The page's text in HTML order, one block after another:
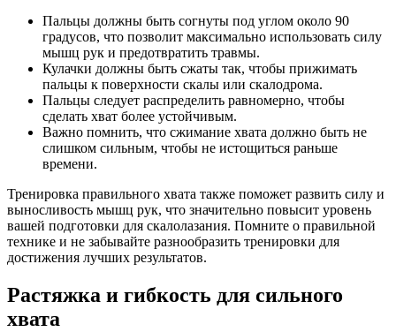
Пальцы должны быть согнуты под углом около 90
градусов, что позволит максимально использовать силу
мышц рук и предотвратить травмы.
Кулачки должны быть сжаты так, чтобы прижимать
пальцы к поверхности скалы или скалодрома.
Пальцы следует распределить равномерно, чтобы
сделать хват более устойчивым.
Важно помнить, что сжимание хвата должно быть не
слишком сильным, чтобы не истощиться раньше
времени.
Тренировка правильного хвата также поможет развить силу и
выносливость мышц рук, что значительно повысит уровень
вашей подготовки для скалолазания. Помните о правильной
технике и не забывайте разнообразить тренировки для
достижения лучших результатов.
Растяжка и гибкость для сильного
хвата